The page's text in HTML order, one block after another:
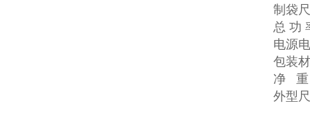
制袋
总 功
电源
包装
净 重
外型